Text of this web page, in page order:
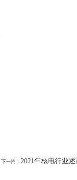
下一篇： 2021年核电行业